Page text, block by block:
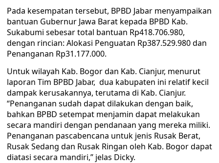
Pada kesempatan tersebut, BPBD Jabar menyampaikan
bantuan Gubernur Jawa Barat kepada BPBD Kab.
Sukabumi sebesar total bantuan Rp418.706.980,
dengan rincian: Alokasi Penguatan Rp387.529.980 dan
Penanganan Rp31.177.000.
Untuk wilayah Kab. Bogor dan Kab. Cianjur, menurut
laporan Tim BPBD Jabar, dua kabupaten ini relatif kecil
dampak kerusakannya, terutama di Kab. Cianjur.
“Penanganan sudah dapat dilakukan dengan baik,
bahkan BPBD setempat menjamin dapat melakukan
secara mandiri dengan pendanaan yang mereka miliki.
Penanganan pascabencana untuk jenis Rusak Berat,
Rusak Sedang dan Rusak Ringan oleh Kab. Bogor dapat
diatasi secara mandiri,” jelas Dicky.